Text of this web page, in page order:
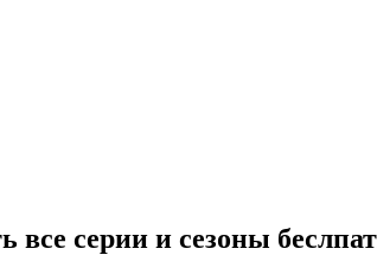
все серии и сезоны